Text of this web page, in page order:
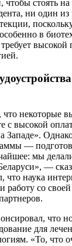
чтобы стоять
ни один
в
высокой
некоторые
с высокой
Западе».
—
мы
—
что наука
работу со
что
для
«То, что